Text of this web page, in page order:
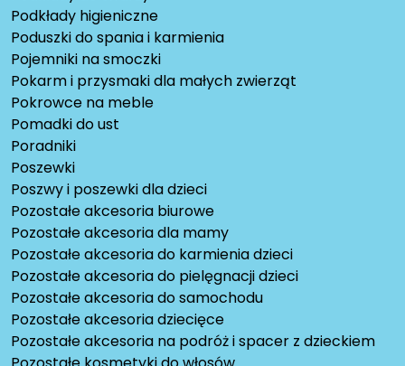
Podkłady higieniczne
Poduszki do spania i karmienia
Pojemniki na smoczki
Pokarm i przysmaki dla małych zwierząt
Pokrowce na meble
Pomadki do ust
Poradniki
Poszewki
Poszwy i poszewki dla dzieci
Pozostałe akcesoria biurowe
Pozostałe akcesoria dla mamy
Pozostałe akcesoria do karmienia dzieci
Pozostałe akcesoria do pielęgnacji dzieci
Pozostałe akcesoria do samochodu
Pozostałe akcesoria dziecięce
Pozostałe akcesoria na podróż i spacer z dzieckiem